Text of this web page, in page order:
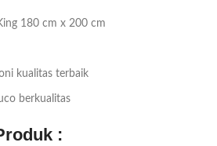
180 cm x 200 cm
kualitas terbaik
berkualitas
: